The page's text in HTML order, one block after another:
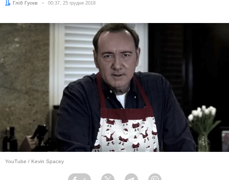
Автор:Гліб Гусєв Дата:
00:37, 25 грудня 2018
YouTube / Kevin Spacey